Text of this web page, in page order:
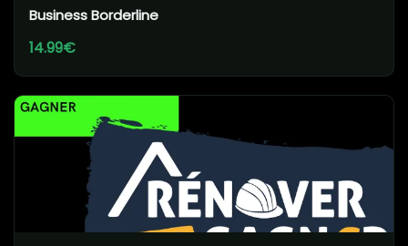
Business Borderline
14.99€